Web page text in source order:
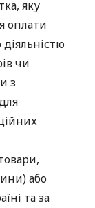
яку
оплати
чи
з
або
та за